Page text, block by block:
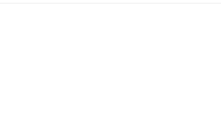
ある方にお願いします。 家の中での保管でした。 よろしくお願い致し